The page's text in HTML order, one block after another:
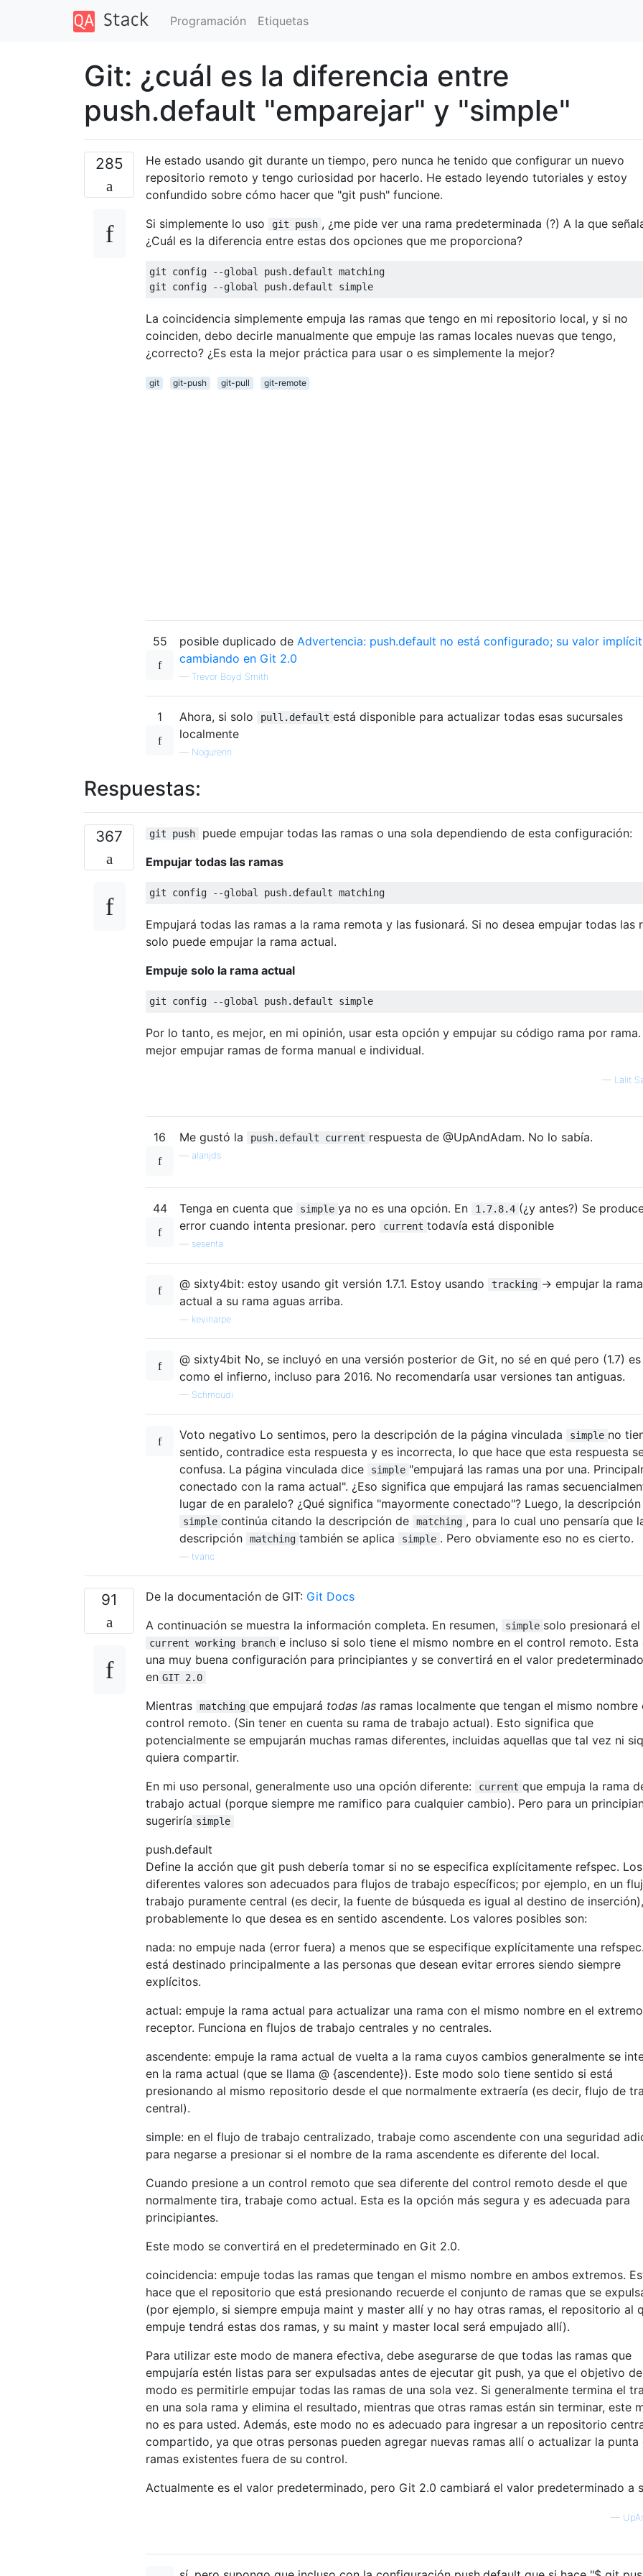
Programación Etiquetas
Git: ¿cuál es la diferencia entre
push.default "emparejar" y "simple"
285
He estado usando git durante un tiempo, pero nunca he tenido que configurar un nuevo
repositorio remoto y tengo curiosidad por hacerlo. He estado leyendo tutoriales y estoy
confundido sobre cómo hacer que "git push" funcione.
Si simplemente lo uso
git push , ¿me pide ver una rama predeterminada (?) A la que
¿Cuál es la diferencia entre estas dos opciones que me proporciona?
git config --global push.default matching
La coincidencia simplemente empuja las ramas que tengo en mi repositorio local, y si no
coinciden, debo decirle manualmente que empuje las ramas locales nuevas que tengo,
¿correcto? ¿Es esta la mejor práctica para usar o es simplemente la mejor?
git git-push git-pull git-remote
55 posible duplicado de Advertencia: push.default no está configurado; su valor
cambiando en Git 2.0
— Trevor Boyd Smith
1 Ahora, si solo pull.default está disponible para actualizar todas esas sucursales
localmente
— Nogurenn
Respuestas:
367 git push
puede empujar todas las ramas o una sola dependiendo de esta configuración:
Empujar todas las ramas
Empujará todas las ramas a la rama remota y las fusionará. Si no desea empujar todas las
solo puede empujar la rama actual.
Empuje solo la rama actual
Por lo tanto, es mejor, en mi opinión, usar esta opción y empujar su código rama por rama.
mejor empujar ramas de forma manual e individual.
— Lalit
16 Me gustó la push.default current respuesta de @UpAndAdam. No lo sabía.
alanjds
44 Tenga en cuenta que simple ya no es una opción. En 1.7.8.4 (¿y antes?) Se
error cuando intenta presionar. pero
current todavía está disponible
sesenta
@ sixty4bit: estoy usando git versión 1.7.1. Estoy usando tracking -> empujar la rama
actual a su rama aguas arriba.
kevinarpe
@ sixty4bit No, se incluyó en una versión posterior de Git, no sé en qué pero (1.7)
como el infierno, incluso para 2016. No recomendaría usar versiones tan antiguas.
— Schmoudi
Voto negativo Lo sentimos, pero la descripción de la página vinculada simple no
sentido, contradice esta respuesta y es incorrecta, lo que hace que esta respuesta
confusa. La página vinculada dice
simple "empujará las ramas una por una.
conectado con la rama actual". ¿Eso significa que empujará las ramas
lugar de en paralelo? ¿Qué significa "mayormente conectado"? Luego, la
simple continúa citando la descripción de matching , para lo cual uno pensaría que
descripción
matching también se aplica simple . Pero obviamente eso no es cierto.
tvanc
91 De la documentación de GIT: Git Docs
A continuación se muestra la información completa. En resumen,
simple solo presionará
current working branch e incluso si solo tiene el mismo nombre en el control remoto. Esta
una muy buena configuración para principiantes y se convertirá en el valor predeterminado
en GIT 2.0
Mientras matching que empujará todas las ramas localmente que tengan el mismo nombre
control remoto. (Sin tener en cuenta su rama de trabajo actual). Esto significa que
potencialmente se empujarán muchas ramas diferentes, incluidas aquellas que tal vez ni
quiera compartir.
En mi uso personal, generalmente uso una opción diferente:
current que empuja la rama
trabajo actual (porque siempre me ramifico para cualquier cambio). Pero para un
sugeriría simple
push.default
Define la acción que git push debería tomar si no se especifica explícitamente refspec. Los
diferentes valores son adecuados para flujos de trabajo específicos; por ejemplo, en un
trabajo puramente central (es decir, la fuente de búsqueda es igual al destino de inserción),
probablemente lo que desea es en sentido ascendente. Los valores posibles son:
nada: no empuje nada (error fuera) a menos que se especifique explícitamente una
está destinado principalmente a las personas que desean evitar errores siendo siempre
explícitos.
actual: empuje la rama actual para actualizar una rama con el mismo nombre en el extremo
receptor. Funciona en flujos de trabajo centrales y no centrales.
ascendente: empuje la rama actual de vuelta a la rama cuyos cambios generalmente se
en la rama actual (que se llama @ {ascendente}). Este modo solo tiene sentido si está
presionando al mismo repositorio desde el que normalmente extraería (es decir, flujo de
central).
simple: en el flujo de trabajo centralizado, trabaje como ascendente con una seguridad
para negarse a presionar si el nombre de la rama ascendente es diferente del local.
Cuando presione a un control remoto que sea diferente del control remoto desde el que
normalmente tira, trabaje como actual. Esta es la opción más segura y es adecuada para
principiantes.
Este modo se convertirá en el predeterminado en Git 2.0.
coincidencia: empuje todas las ramas que tengan el mismo nombre en ambos extremos.
hace que el repositorio que está presionando recuerde el conjunto de ramas que se
(por ejemplo, si siempre empuja maint y master allí y no hay otras ramas, el repositorio al
empuje tendrá estas dos ramas, y su maint y master local será empujado allí).
Para utilizar este modo de manera efectiva, debe asegurarse de que todas las ramas que
empujaría estén listas para ser expulsadas antes de ejecutar git push, ya que el objetivo
modo es permitirle empujar todas las ramas de una sola vez. Si generalmente termina el
en una sola rama y elimina el resultado, mientras que otras ramas están sin terminar, este
no es para usted. Además, este modo no es adecuado para ingresar a un repositorio
compartido, ya que otras personas pueden agregar nuevas ramas allí o actualizar la punta
ramas existentes fuera de su control.
Actualmente es el valor predeterminado, pero Git 2.0 cambiará el valor predeterminado a
—